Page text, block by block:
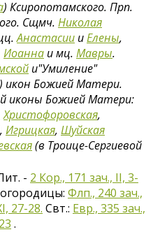
) Ксиропотамского. Прп.
Сщмч. Николая
Анастасии иЕлены,
Иоанна и мц. Мавры.
и"Умиление"
) икон Божией Матери.
иконы Божией Матери:
Христофоровская,
Игрицкая, Шуйская
(в Троице-Сергиевой
- 2 Кор., 171 зач., II, 3-
Флп., 240 зач.,
27-28. Свт.: Евр., 335 зач.,
.